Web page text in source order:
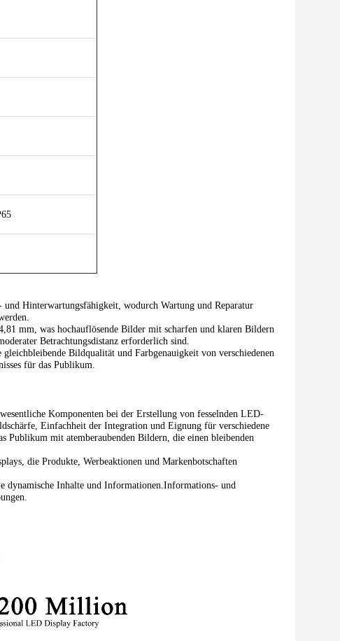
Hinterwartungsfähigkeit, wodurch Wartung und Reparatur
mm, was hochauflösende Bilder mit scharfen und klaren Bildern
Betrachtungsdistanz erforderlich sind.
Bildqualität und Farbgenauigkeit von verschiedenen
für das Publikum.
Komponenten bei der Erstellung von fesselnden LED-
Einfachheit der Integration und Eignung für verschiedene
Publikum mit atemberaubenden Bildern, die einen bleibenden
die Produkte, Werbeaktionen und Markenbotschaften
Inhalte und Informationen.Informations- und